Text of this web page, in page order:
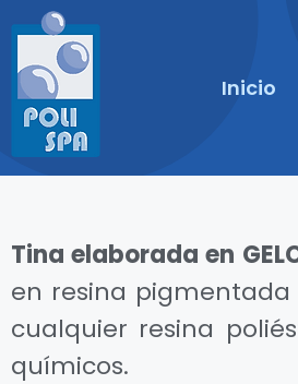
Inicio
Tina elaborada en
en resina pigmentada
cualquier resina
químicos.